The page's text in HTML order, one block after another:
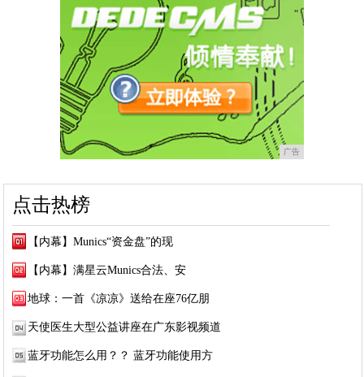
广告
点击热榜
【内幕】Munics“资金盘”的现
【内幕】满星云Munics合法、安
地球：一首《凉凉》送给在座76亿朋
天使医生大型公益讲座在广东影视频道
蓝牙功能怎么用？？ 蓝牙功能使用方